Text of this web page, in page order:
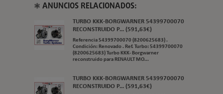
ANUNCIOS RELACIONADOS:
TURBO KKK-BORGWARNER 54399700070
RECONSTRUIDO P... (591,63€)
Referencia 54399700070 (8200625683) .
Condición: Renovado . Ref. Turbo: 54399700070
(8200625683) Turbo KKK- Borgwarner
reconstruido para RENAULT MO...
TURBO KKK-BORGWARNER 54399700070
RECONSTRUIDO P... (591,63€)